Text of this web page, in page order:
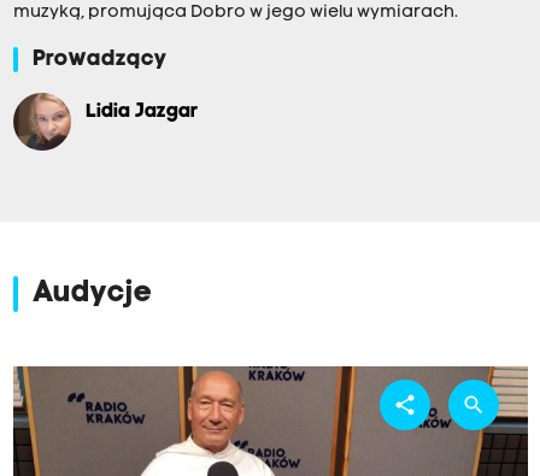
muzyką, promująca Dobro w jego wielu wymiarach.
Prowadzący
Lidia Jazgar
Audycje
share search